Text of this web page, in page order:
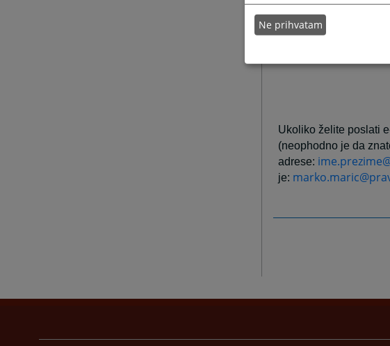
Ukoliko želite poslati
(neophodno je da
adrese:
je:
Ne prihvatam